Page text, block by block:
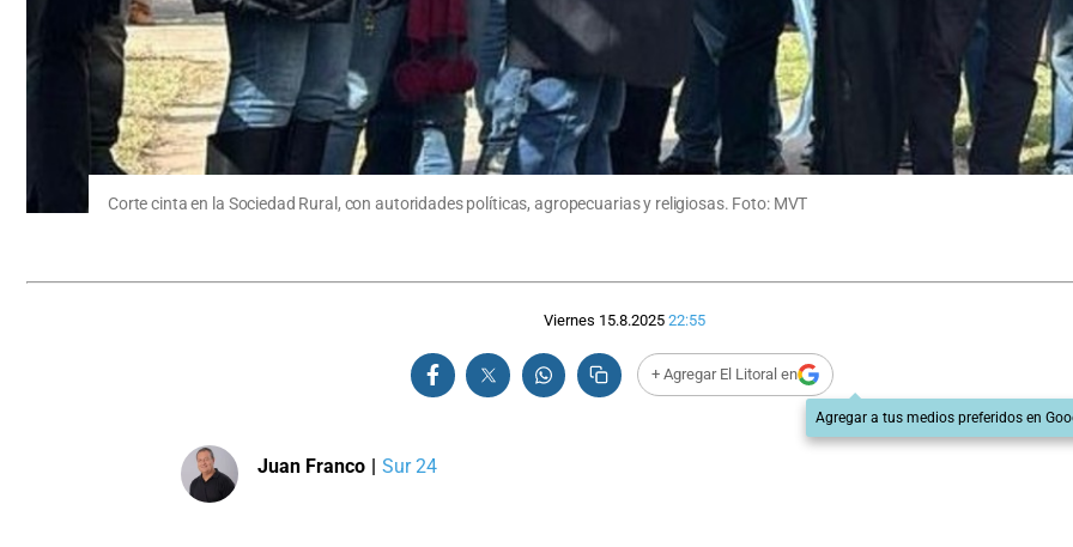
Corte cinta en la Sociedad Rural, con autoridades políticas, agropecuarias y religiosas. Foto: MVT
Viernes 15.8.2025 22:55
+ Agregar El Litoral en
Agregar a tus medios preferidos en
Juan Franco | Sur 24